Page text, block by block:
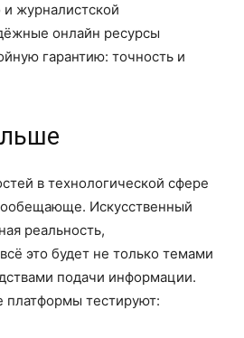
журналистской
онлайн ресурсы
гарантию: точность и
в технологической сфере
Искусственный
реальность,
это будет не только темами
подачи информации.
тестируют: